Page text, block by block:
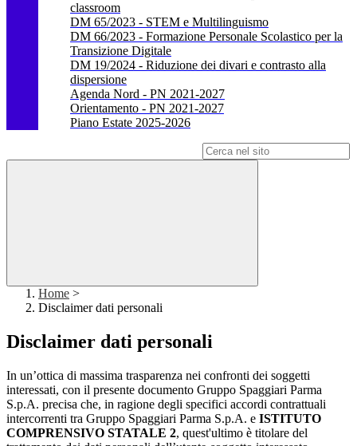
classroom
DM 65/2023 - STEM e Multilinguismo
DM 66/2023 - Formazione Personale Scolastico per la
Transizione Digitale
DM 19/2024 - Riduzione dei divari e contrasto alla
dispersione
Agenda Nord - PN 2021-2027
Orientamento - PN 2021-2027
Piano Estate 2025-2026
Home >
Disclaimer dati personali
Disclaimer dati personali
In un’ottica di massima trasparenza nei confronti dei soggetti
interessati, con il presente documento Gruppo Spaggiari Parma
S.p.A. precisa che, in ragione degli specifici accordi contrattuali
intercorrenti tra Gruppo Spaggiari Parma S.p.A. e ISTITUTO
COMPRENSIVO STATALE 2, quest'ultimo è titolare del